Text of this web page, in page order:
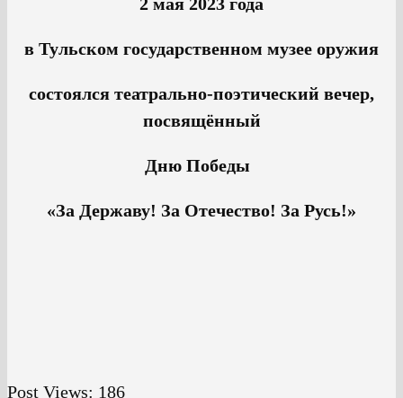
в Тульском государственном музее оружия
состоялся театрально-поэтический вечер,
посвящённый
Дню Победы
«За Державу! За Отечество! За Русь!»
Post Views: 186